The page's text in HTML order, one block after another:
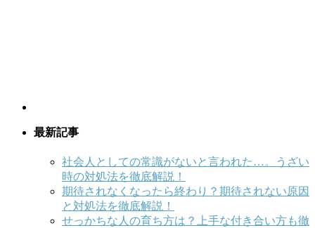
最新記事
社会人としての常識がないと言われた…。うざい
時の対処法を徹底解説！
期待されなくなったら終わり？期待されない原因
と対処法を徹底解説！
せっかちな人の育ち方は？上手な付き合い方も徹